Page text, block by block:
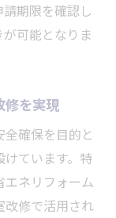
期限を確認し
可能となりま
修を実現
確保を目的と
ています。特
ネリフォーム
改修で活用され